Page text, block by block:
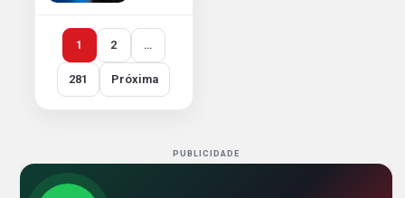
1 2 …
281 Próxima
PUBLICIDADE